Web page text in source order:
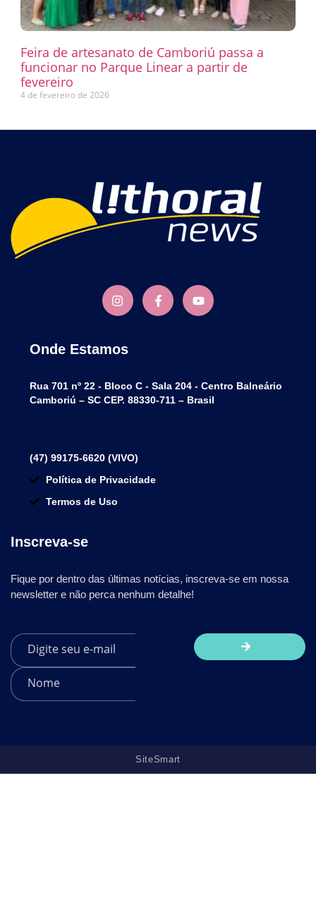
Feira de artesanato de Camboriú passa a
funcionar no Parque Linear a partir de
fevereiro
4 de fevereiro de 2026
Onde Estamos
Rua 701 nº 22 - Bloco C - Sala 204 - Centro Balneário
Camboriú – SC CEP. 88330-711 – Brasil
(47) 99175-6620 (VIVO)
Política de Privacidade
Termos de Uso
Inscreva-se
Fique por dentro das últimas notícias, inscreva-se em nossa
newsletter e não perca nenhum detalhe!
SiteSmart